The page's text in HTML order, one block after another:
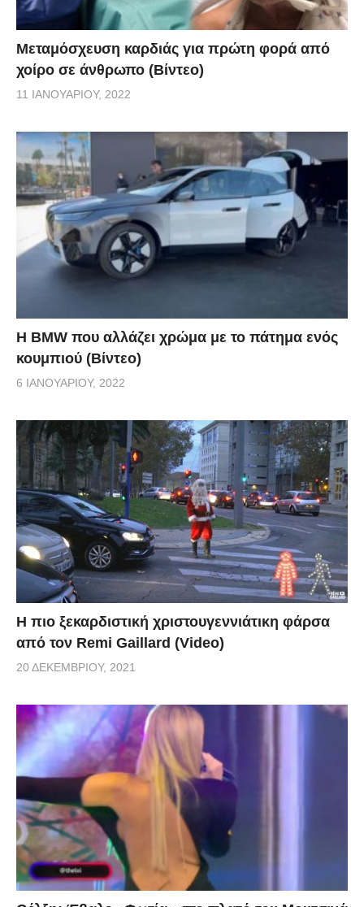
Μεταμόσχευση καρδιάς για πρώτη φορά από
χοίρο σε άνθρωπο (Βίντεο)
11 ΙΑΝΟΥΑΡΊΟΥ, 2022
Η BMW που αλλάζει χρώμα με το πάτημα ενός
κουμπιού (Βίντεο)
6 ΙΑΝΟΥΑΡΊΟΥ, 2022
Η πιο ξεκαρδιστική χριστουγεννιάτικη φάρσα
από τον Remi Gaillard (Video)
20 ΔΕΚΕΜΒΡΊΟΥ, 2021